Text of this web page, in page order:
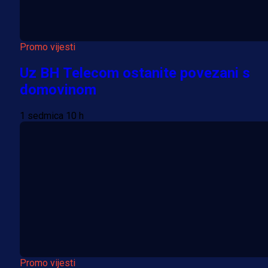
Promo vijesti
Uz BH Telecom ostanite povezani s
domovinom
1 sedmica 10 h
Promo vijesti